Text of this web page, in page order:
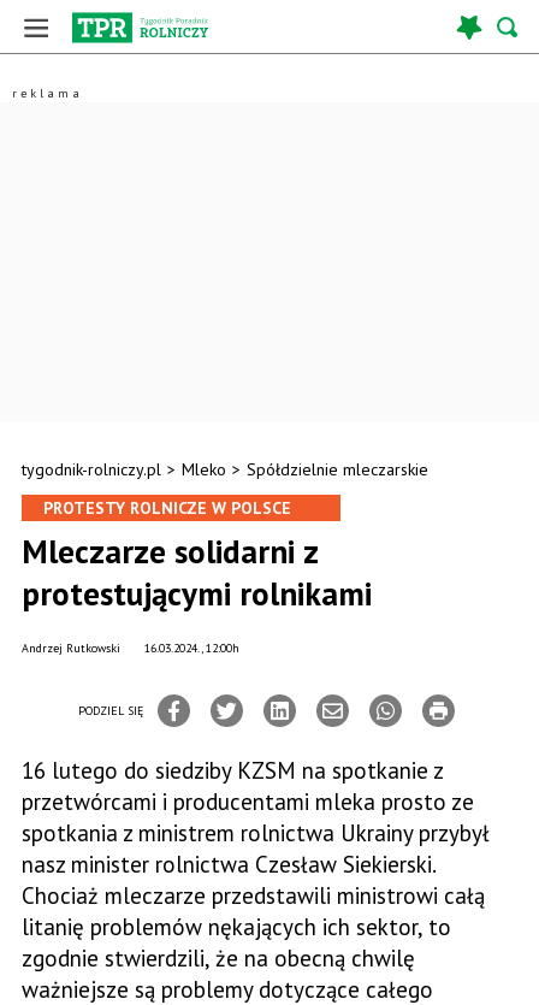
tygodnik-rolniczy.pl > Mleko > Spółdzielnie mleczarskie
PROTESTY ROLNICZE W POLSCE
Mleczarze solidarni z
protestującymi rolnikami
16.03.2024., 12:00h
Andrzej Rutkowski
PODZIEL SIĘ
16 lutego do siedziby KZSM na spotkanie z
przetwórcami i producentami mleka prosto ze
spotkania z ministrem rolnictwa Ukrainy przybył
nasz minister rolnictwa Czesław Siekierski.
Chociaż mleczarze przedstawili ministrowi całą
litanię problemów nękających ich sektor, to
zgodnie stwierdzili, że na obecną chwilę
ważniejsze są problemy dotyczące całego